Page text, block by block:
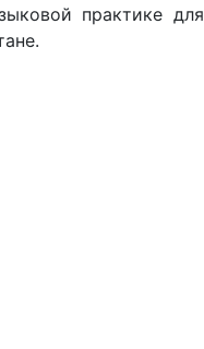
практике для